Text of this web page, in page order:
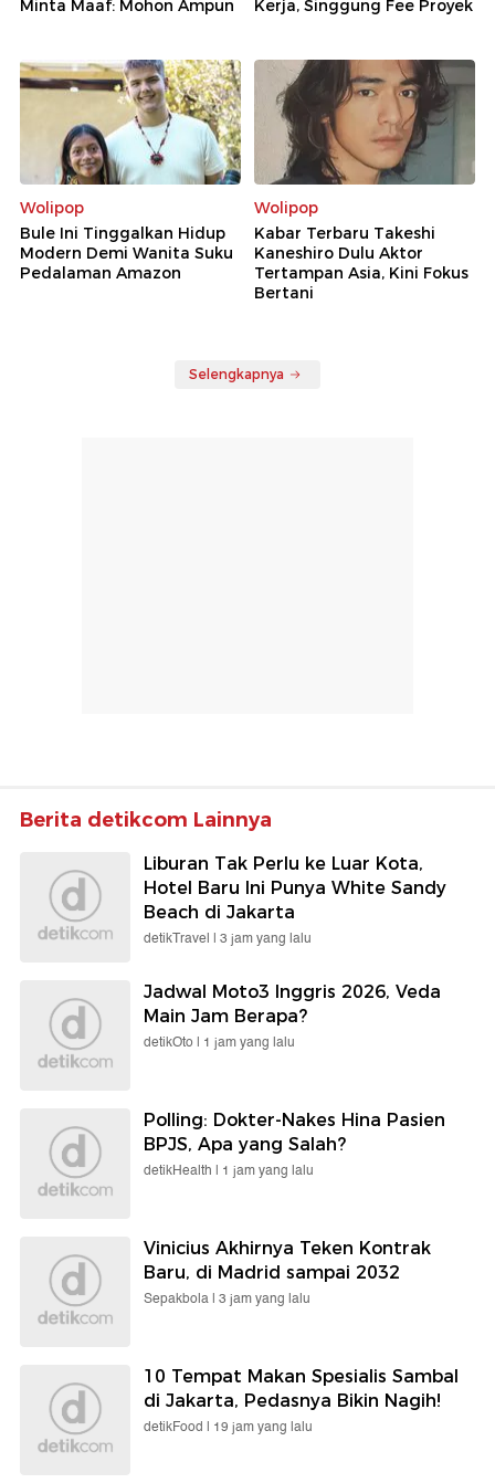
Minta Maaf: Mohon Ampun Kerja, Singgung Fee Proyek
Wolipop
Bule Ini Tinggalkan Hidup
Modern Demi Wanita Suku
Pedalaman Amazon
Wolipop
Kabar Terbaru Takeshi
Kaneshiro Dulu Aktor
Tertampan Asia, Kini Fokus
Bertani
Selengkapnya
Berita detikcom Lainnya
Liburan Tak Perlu ke Luar Kota,
Hotel Baru Ini Punya White Sandy
Beach di Jakarta
detikTravel | 3 jam yang lalu
Jadwal Moto3 Inggris 2026, Veda
Main Jam Berapa?
detikOto | 1 jam yang lalu
Polling: Dokter-Nakes Hina Pasien
BPJS, Apa yang Salah?
detikHealth | 1 jam yang lalu
Vinicius Akhirnya Teken Kontrak
Baru, di Madrid sampai 2032
Sepakbola | 3 jam yang lalu
10 Tempat Makan Spesialis Sambal
di Jakarta, Pedasnya Bikin Nagih!
detikFood | 19 jam yang lalu